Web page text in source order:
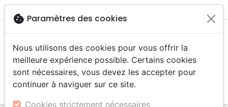
menu
cookie Paramètres des cookies
Nous utilisons des cookies pour vous offrir la
meilleure expérience possible. Certains cookies
sont nécessaires, vous devez les accepter pour
continuer à naviguer sur ce site.
Cookies strictement nécessaires